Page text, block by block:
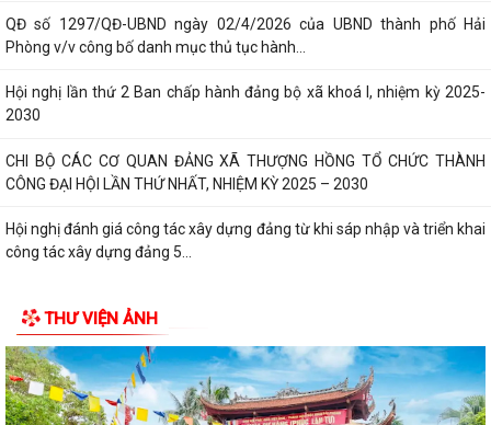
QĐ số 1297/QĐ-UBND ngày 02/4/2026 của UBND thành phố Hải
Phòng v/v công bố danh mục thủ tục hành...
Hội nghị lần thứ 2 Ban chấp hành đảng bộ xã khoá I, nhiệm kỳ 2025-
2030
CHI BỘ CÁC CƠ QUAN ĐẢNG XÃ THƯỢNG HỒNG TỔ CHỨC THÀNH
CÔNG ĐẠI HỘI LẦN THỨ NHẤT, NHIỆM KỲ 2025 – 2030
Hội nghị đánh giá công tác xây dựng đảng từ khi sáp nhập và triển khai
công tác xây dựng đảng 5...
2026
Xã nhà tổ chức Hội nghị gặp mặt các đồng chí nguyên là lãnh đạo chủ
chốt của địa phương qua...
THƯ VIỆN ẢNH